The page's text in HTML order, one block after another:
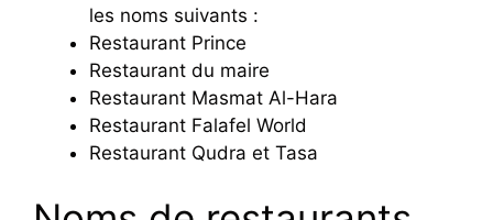
les noms suivants :
Restaurant Prince
Restaurant du maire
Restaurant Masmat Al-Hara
Restaurant Falafel World
Restaurant Qudra et Tasa